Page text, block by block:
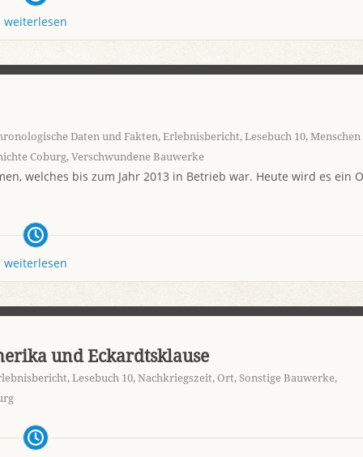
weiterlesen
Daten und Fakten, Erlebnisbericht, Lesebuch 10, Menschen
Coburg, Verschwundene Bauwerke
welches bis zum Jahr 2013 in Betrieb war. Heute wird es ein
weiterlesen
und Eckardtsklause
, Lesebuch 10, Nachkriegszeit, Ort, Sonstige Bauwerke,